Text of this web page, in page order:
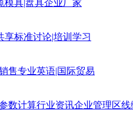
模具|盘具企业厂家
享标准讨论|培训学习
售专业英语|国际贸易
数计算行业资讯企业管理区线